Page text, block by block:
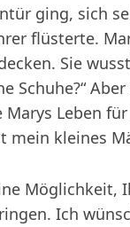
ging, sich
flüsterte.
Sie
Schuhe?“
Leben
mein kleines
Ich